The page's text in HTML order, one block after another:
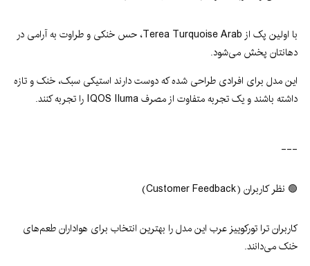
با اولین پک از Terea Turquoise Arab، حس خنکی و طراوت به آرامی در
دهانتان پخش می‌شود.
این مدل برای افرادی طراحی شده که دوست دارند استیکی سبک، خنک و تازه
داشته باشند و یک تجربه متفاوت از مصرف IQOS Iluma را تجربه کنند.
---
🟢 نظر کاربران (Customer Feedback)
کاربران ترا تورکوییز عرب این مدل را بهترین انتخاب برای هواداران طعم‌های
خنک می‌دانند.